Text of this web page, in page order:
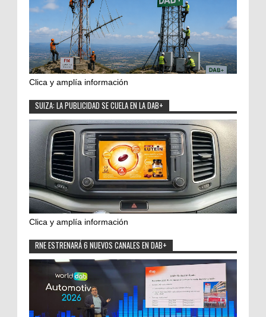
Clica y amplía información
SUIZA: LA PUBLICIDAD SE CUELA EN LA DAB+
Clica y amplía información
RNE ESTRENARÁ 6 NUEVOS CANALES EN DAB+